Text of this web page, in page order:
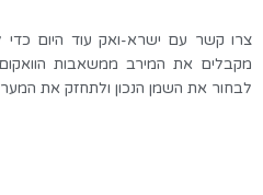
צרו קשר עם ישרא-ואק עוד היום
מקבלים את המירב ממשאבות
לבחור את השמן הנכון ולתחזק את